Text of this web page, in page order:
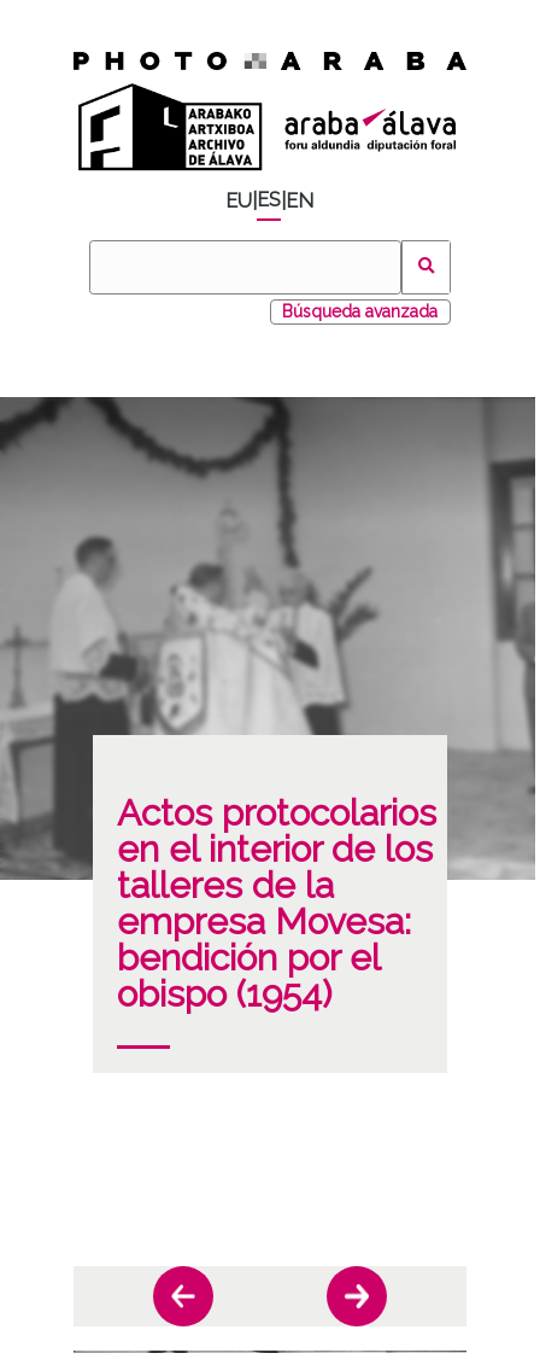
EU ES EN
Búsqueda avanzada
Actos protocolarios
en el interior de los
talleres de la
empresa Movesa:
bendición por el
obispo (1954)